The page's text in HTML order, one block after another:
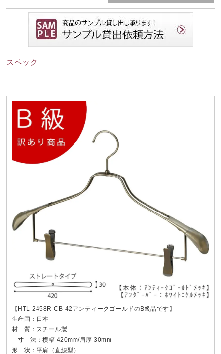
スペック
【HTL-2458R-CB-42アンティークゴールドのB級品です】
生産国：日本
材 質：スチール製
寸 法：横幅 420mm/肩厚 30mm
形 状：平肩（直線型）